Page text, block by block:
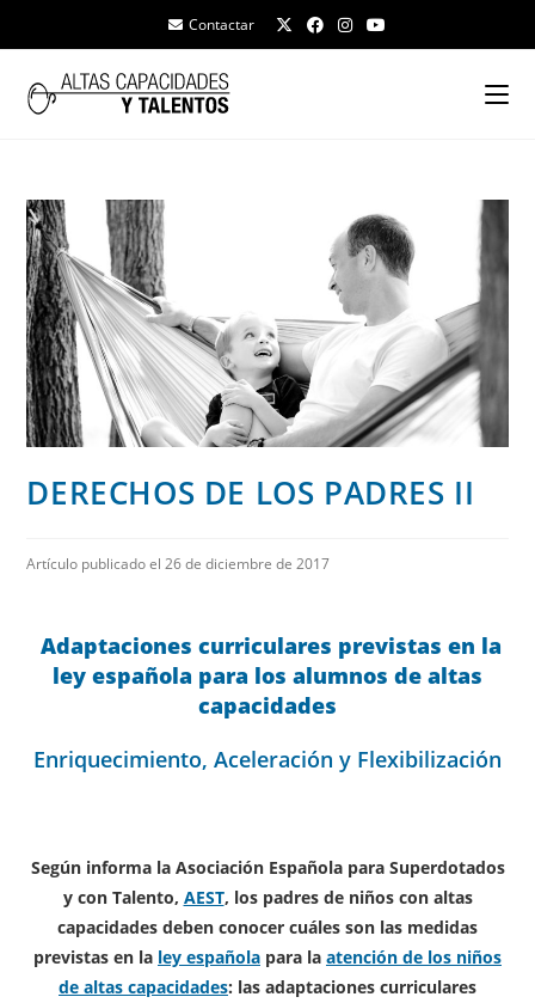
Contactar
DERECHOS DE LOS PADRES II
Artículo publicado el 26 de diciembre de 2017
Adaptaciones curriculares previstas en la
ley española para los alumnos de altas
capacidades
Enriquecimiento, Aceleración y Flexibilización
Según informa la Asociación Española para Superdotados
y con Talento, AEST, los padres de niños con altas
capacidades deben conocer cuáles son las medidas
previstas en la ley española para la atención de los niños
de altas capacidades: las adaptaciones curriculares